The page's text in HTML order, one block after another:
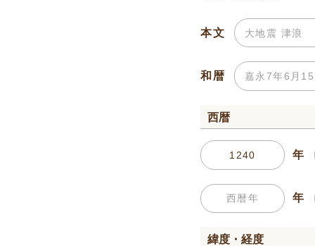
本文
和暦
西暦
年
年
緯度・経度